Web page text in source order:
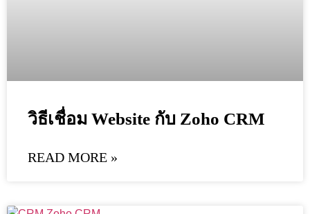
วิธีเชื่อม Website กับ Zoho CRM
READ MORE »